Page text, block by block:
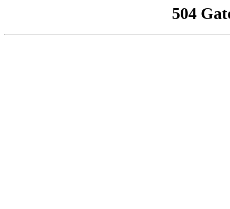
504